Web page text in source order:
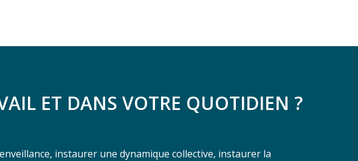
ET DANS VOTRE QUOTIDIEN ?
instaurer une dynamique collective, instaurer la